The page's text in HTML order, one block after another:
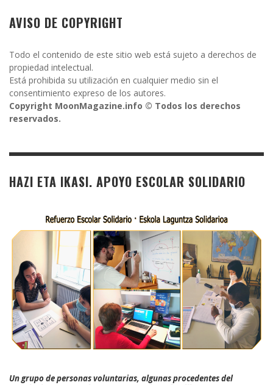
AVISO DE COPYRIGHT
Todo el contenido de este sitio web está sujeto a derechos de
propiedad intelectual.
Está prohibida su utilización en cualquier medio sin el
consentimiento expreso de los autores.
Copyright MoonMagazine.info © Todos los derechos
reservados.
HAZI ETA IKASI. APOYO ESCOLAR SOLIDARIO
Un grupo de personas voluntarias, algunas procedentes del